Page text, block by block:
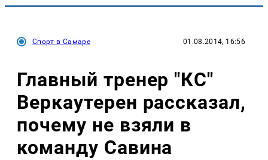
Спорт в Самаре 01.08.2014, 16:56
Главный тренер "КС"
Веркаутерен рассказал,
почему не взяли в
команду Савина